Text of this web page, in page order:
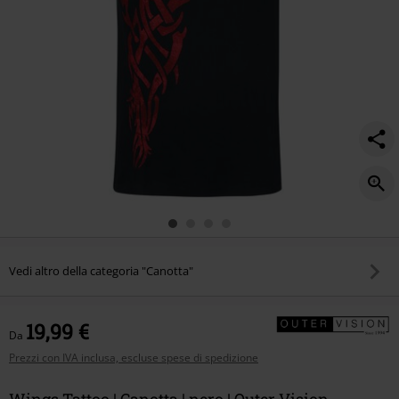
Vedi altro della categoria "Canotta"
Da 19,99 €
Prezzi con IVA inclusa, escluse spese di spedizione